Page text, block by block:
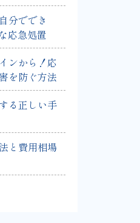
分ででき
応急処置
ンから！応
を防ぐ方法
る正しい手
と費用相場